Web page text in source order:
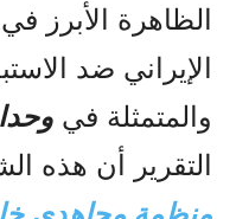
الظاهرة الأبرز
والمتمثلة في
التقرير أن هذه